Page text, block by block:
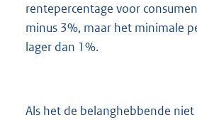
rentepercentage voor
minus 3%, maar het minimale
lager dan 1%.
Als het de belanghebbende